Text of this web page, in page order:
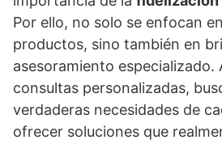
Por ello, no solo se enfocan
productos, sino también en
asesoramiento especializado.
consultas personalizadas,
verdaderas necesidades de
ofrecer soluciones que